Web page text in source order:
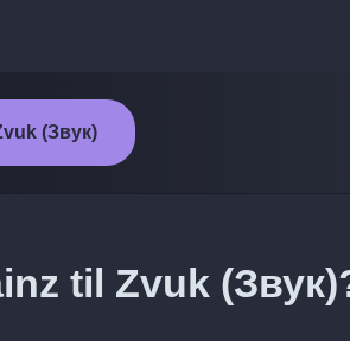
(Звук)
til Zvuk